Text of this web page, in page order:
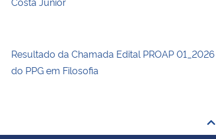
Resultado da Chamada Edital PROAP 01_2026
do PPG em Filosofia